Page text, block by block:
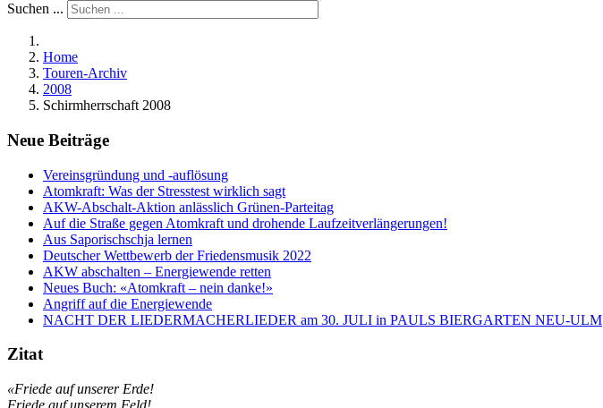
Suchen ...
Home
Touren-Archiv
2008
Schirmherrschaft 2008
Neue Beiträge
Vereinsgründung und -auflösung
Atomkraft: Was der Stresstest wirklich sagt
AKW-Abschalt-Aktion anlässlich Grünen-Parteitag
Auf die Straße gegen Atomkraft und drohende Laufzeitverlängerungen!
Aus Saporischschja lernen
Deutscher Wettbewerb der Friedensmusik 2022
AKW abschalten – Energiewende retten
Neues Buch: «Atomkraft – nein danke!»
Angriff auf die Energiewende
NACHT DER LIEDERMACHERLIEDER am 30. JULI in PAULS BIERGARTEN NEU-ULM
Zitat
«Friede auf unserer Erde!